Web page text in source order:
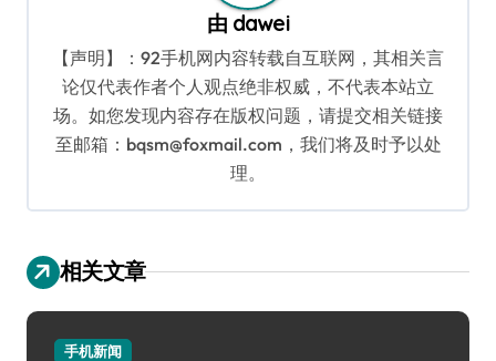
由 dawei
【声明】：92手机网内容转载自互联网，其相关言
论仅代表作者个人观点绝非权威，不代表本站立
场。如您发现内容存在版权问题，请提交相关链接
至邮箱：bqsm@foxmail.com，我们将及时予以处
理。
相关文章
手机新闻